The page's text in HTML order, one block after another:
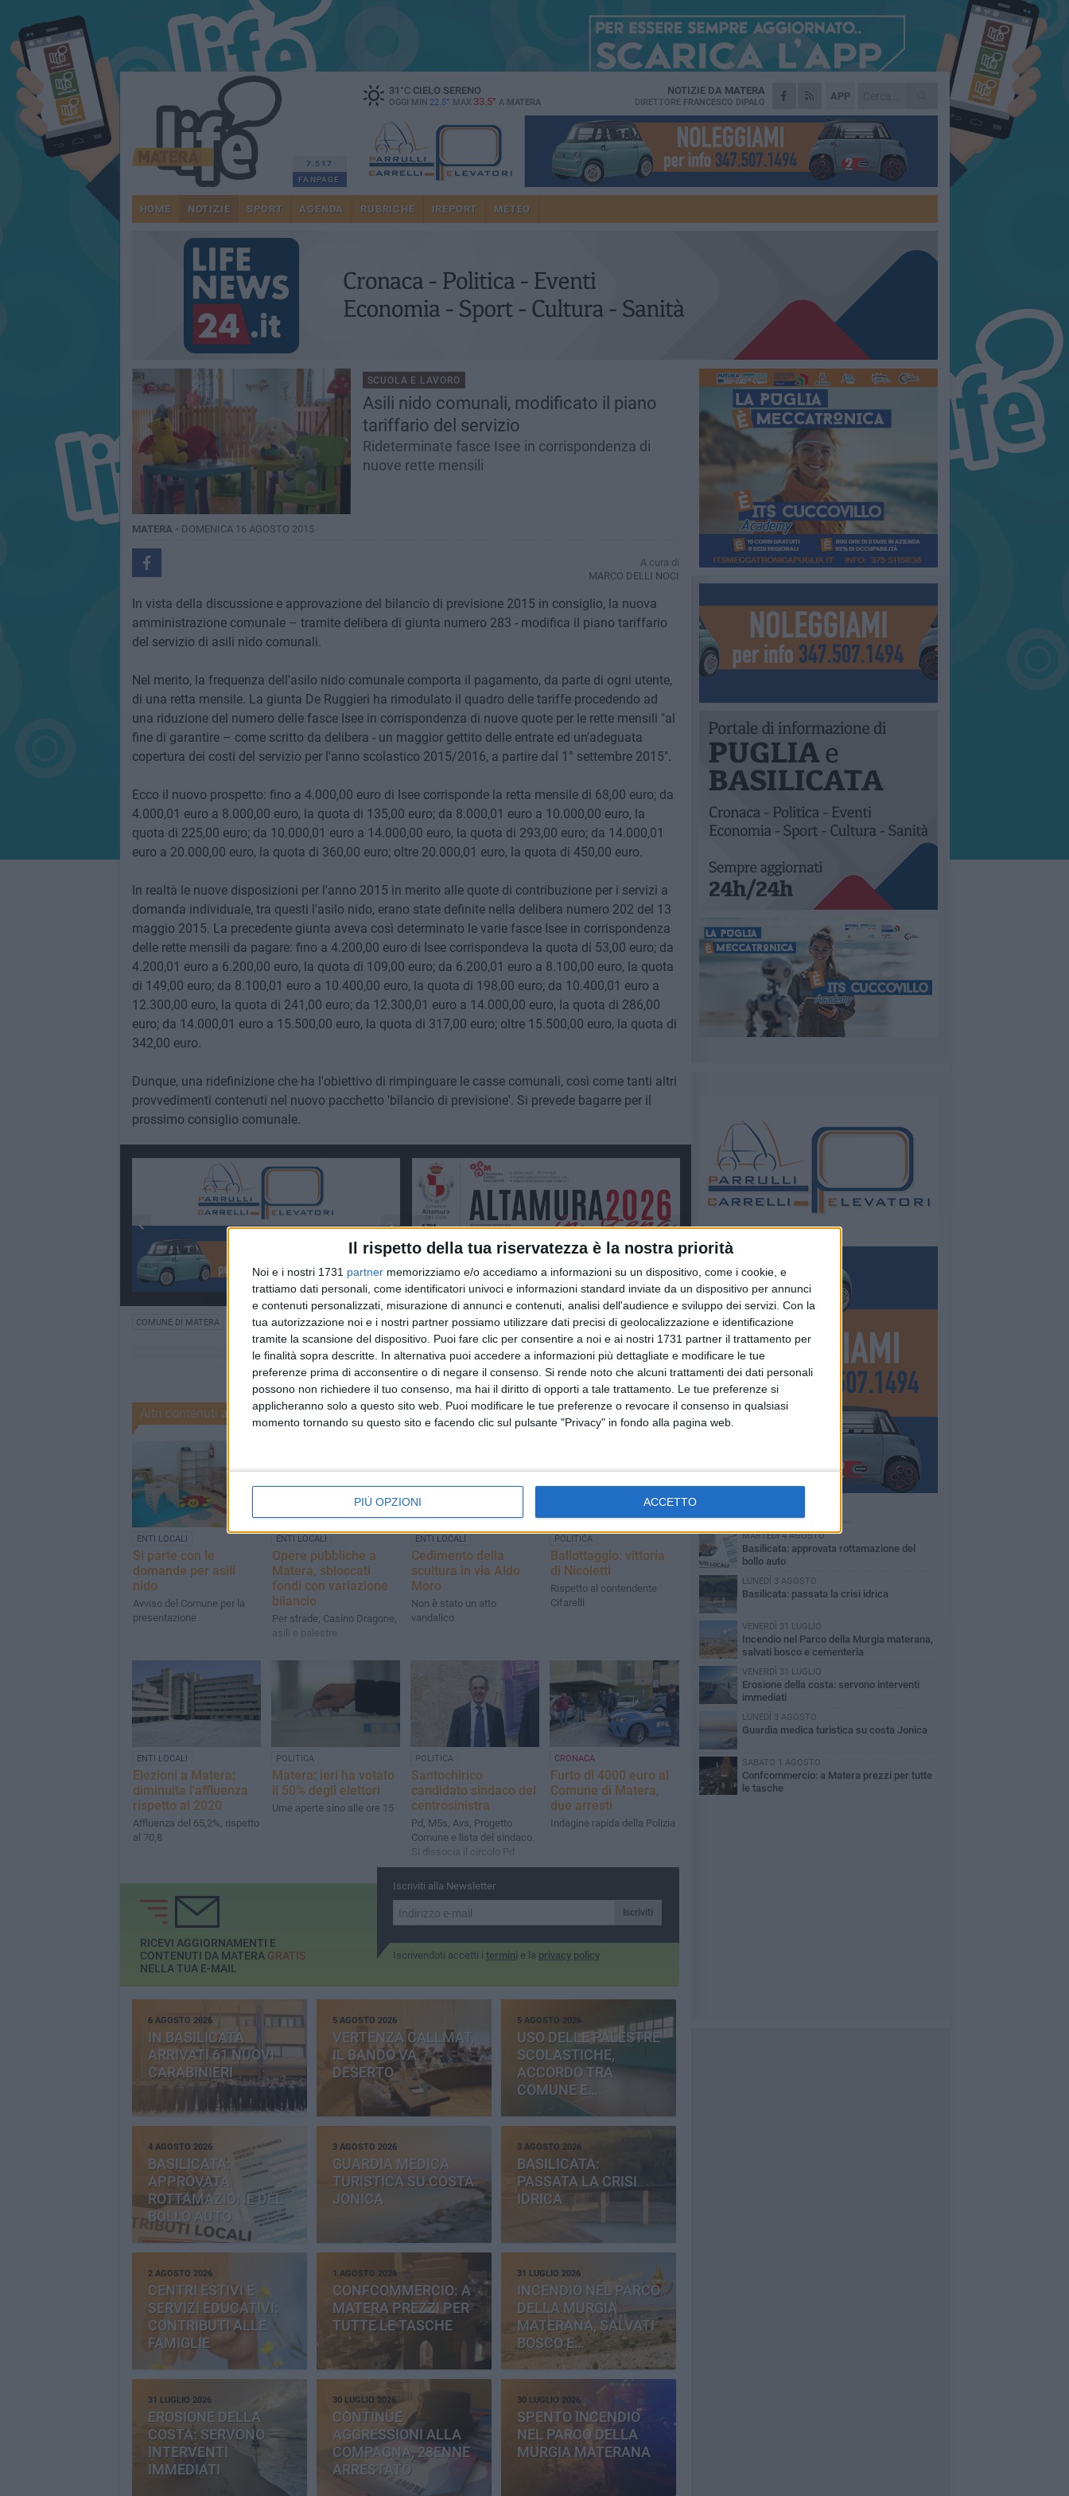
Il rispetto della tua riservatezza è la nostra priorità
Noi e i nostri 1731 partner memorizziamo e/o accediamo a informazioni su un dispositivo, come i cookie, e
trattiamo dati personali, come identificatori univoci e informazioni standard inviate da un dispositivo per annunci
e contenuti personalizzati, misurazione di annunci e contenuti, analisi dell'audience e sviluppo dei servizi. Con la
tua autorizzazione noi e i nostri partner possiamo utilizzare dati precisi di geolocalizzazione e identificazione
tramite la scansione del dispositivo. Puoi fare clic per consentire a noi e ai nostri 1731 partner il trattamento per
le finalità sopra descritte. In alternativa puoi accedere a informazioni più dettagliate e modificare le tue
preferenze prima di acconsentire o di negare il consenso. Si rende noto che alcuni trattamenti dei dati personali
possono non richiedere il tuo consenso, ma hai il diritto di opporti a tale trattamento. Le tue preferenze si
applicheranno solo a questo sito web. Puoi modificare le tue preferenze o revocare il consenso in qualsiasi
momento tornando su questo sito e facendo clic sul pulsante "Privacy" in fondo alla pagina web.
PIÙ OPZIONI ACCETTO
7.517
FANPAGE
31 °CCIELO SERENO
OGGI MIN 22.5° MAX 33.5° A MATERA
APP
NOTIZIE DA MATERA
DIRETTORE FRANCESCO DIPALO
HOME NOTIZIE SPORT AGENDA RUBRICHE IREPORT METEO
SCUOLA E LAVORO
Asili nido comunali, modificato il piano
tariffario del servizio
Rideterminate fasce Isee in corrispondenza di
nuove rette mensili
MATERA - DOMENICA 16 AGOSTO 2015
A cura di
MARCO DELLI NOCI
In vista della discussione e approvazione del bilancio di previsione 2015 in consiglio, la nuova
amministrazione comunale – tramite delibera di giunta numero 283 - modifica il piano tariffario
del servizio di asili nido comunali.
Nel merito, la frequenza dell'asilo nido comunale comporta il pagamento, da parte di ogni utente,
di una retta mensile. La giunta De Ruggieri ha rimodulato il quadro delle tariffe procedendo ad
una riduzione del numero delle fasce Isee in corrispondenza di nuove quote per le rette mensili "al
fine di garantire – come scritto da delibera - un maggior gettito delle entrate ed un'adeguata
copertura dei costi del servizio per l'anno scolastico 2015/2016, a partire dal 1° settembre 2015".
Ecco il nuovo prospetto: fino a 4.000,00 euro di Isee corrisponde la retta mensile di 68,00 euro; da
4.000,01 euro a 8.000,00 euro, la quota di 135,00 euro; da 8.000,01 euro a 10.000,00 euro, la
quota di 225,00 euro; da 10.000,01 euro a 14.000,00 euro, la quota di 293,00 euro; da 14.000,01
euro a 20.000,00 euro, la quota di 360,00 euro; oltre 20.000,01 euro, la quota di 450,00 euro.
In realtà le nuove disposizioni per l'anno 2015 in merito alle quote di contribuzione per i servizi a
domanda individuale, tra questi l'asilo nido, erano state definite nella delibera numero 202 del 13
maggio 2015. La precedente giunta aveva così determinato le varie fasce Isee in corrispondenza
delle rette mensili da pagare: fino a 4.200,00 euro di Isee corrispondeva la quota di 53,00 euro; da
4.200,01 euro a 6.200,00 euro, la quota di 109,00 euro; da 6.200,01 euro a 8.100,00 euro, la quota
di 149,00 euro; da 8.100,01 euro a 10.400,00 euro, la quota di 198,00 euro; da 10.400,01 euro a
12.300,00 euro, la quota di 241,00 euro; da 12.300,01 euro a 14.000,00 euro, la quota di 286,00
euro; da 14.000,01 euro a 15.500,00 euro, la quota di 317,00 euro; oltre 15.500,00 euro, la quota di
342,00 euro.
Dunque, una ridefinizione che ha l'obiettivo di rimpinguare le casse comunali, così come tanti altri
provvedimenti contenuti nel nuovo pacchetto 'bilancio di previsione'. Si prevede bagarre per il
prossimo consiglio comunale.
COMUNE DI MATERA ASILO NIDO RETTE MENSILI
Altri contenuti a tema
ENTI LOCALI
Si parte con le
domande per asili
nido
Avviso del Comune per la
presentazione
ENTI LOCALI
Opere pubbliche a
Matera, sbloccati
fondi con variazione
bilancio
Per strade, Casino Dragone,
asili e palestre
ENTI LOCALI
Cedimento della
scultura in via Aldo
Moro
Non è stato un atto
vandalico
POLITICA
Ballottaggio: vittoria
di Nicoletti
Rispetto al contendente
Cifarelli
ENTI LOCALI
Elezioni a Matera:
diminuita l'affluenza
rispetto al 2020
Affluenza del 65,2%, rispetto
al 70,8
POLITICA
Matera: ieri ha votato
il 50% degli elettori
Urne aperte sino alle ore 15
POLITICA
Santochirico
candidato sindaco del
centrosinistra
Pd, M5s, Avs, Progetto
Comune e lista del sindaco.
Si dissocia il circolo Pd
CRONACA
Furto di 4000 euro al
Comune di Matera,
due arresti
Indagine rapida della Polizia
Iscriviti alla Newsletter
Iscriviti
Iscrivendoti accetti i termini e la privacy policy
RICEVI AGGIORNAMENTI E
CONTENUTI DA MATERA GRATIS
NELLA TUA E-MAIL
6 AGOSTO 2026
IN BASILICATA
ARRIVATI 61 NUOVI
CARABINIERI
5 AGOSTO 2026
VERTENZA CALLMAT,
IL BANDO VA
DESERTO
5 AGOSTO 2026
USO DELLE PALESTRE
SCOLASTICHE,
ACCORDO TRA
COMUNE E
PROVINCIA
4 AGOSTO 2026
BASILICATA:
APPROVATA
ROTTAMAZIONE DEL
BOLLO AUTO
3 AGOSTO 2026
GUARDIA MEDICA
TURISTICA SU COSTA
JONICA
3 AGOSTO 2026
BASILICATA:
PASSATA LA CRISI
IDRICA
2 AGOSTO 2026
CENTRI ESTIVI E
SERVIZI EDUCATIVI:
CONTRIBUTI ALLE
FAMIGLIE
1 AGOSTO 2026
CONFCOMMERCIO: A
MATERA PREZZI PER
TUTTE LE TASCHE
31 LUGLIO 2026
INCENDIO NEL PARCO
DELLA MURGIA
MATERANA, SALVATI
BOSCO E
CEMENTERIA
31 LUGLIO 2026
EROSIONE DELLA
COSTA: SERVONO
INTERVENTI
IMMEDIATI
30 LUGLIO 2026
CONTINUE
AGGRESSIONI ALLA
COMPAGNA, 28ENNE
ARRESTATO
30 LUGLIO 2026
SPENTO INCENDIO
NEL PARCO DELLA
MURGIA MATERANA
MARTEDÌ 4 AGOSTO
Basilicata: approvata rottamazione del
bollo auto
LUNEDÌ 3 AGOSTO
Basilicata: passata la crisi idrica
VENERDÌ 31 LUGLIO
Incendio nel Parco della Murgia materana,
salvati bosco e cementeria
VENERDÌ 31 LUGLIO
Erosione della costa: servono interventi
immediati
LUNEDÌ 3 AGOSTO
Guardia medica turistica su costa Jonica
SABATO 1 AGOSTO
Confcommercio: a Matera prezzi per tutte
le tasche